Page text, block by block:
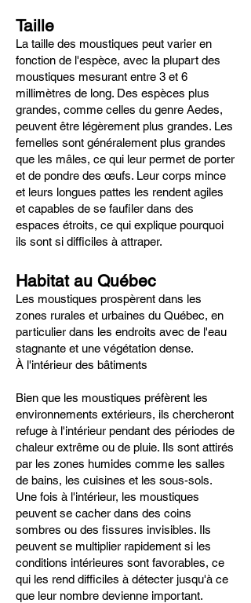
Taille
La taille des moustiques peut varier en
fonction de l'espèce, avec la plupart des
moustiques mesurant entre 3 et 6
millimètres de long. Des espèces plus
grandes, comme celles du genre Aedes,
peuvent être légèrement plus grandes. Les
femelles sont généralement plus grandes
que les mâles, ce qui leur permet de porter
et de pondre des œufs. Leur corps mince
et leurs longues pattes les rendent agiles
et capables de se faufiler dans des
espaces étroits, ce qui explique pourquoi
ils sont si difficiles à attraper.
Habitat au Québec
Les moustiques prospèrent dans les
zones rurales et urbaines du Québec, en
particulier dans les endroits avec de l'eau
stagnante et une végétation dense.
À l'intérieur des bâtiments
Bien que les moustiques préfèrent les
environnements extérieurs, ils chercheront
refuge à l'intérieur pendant des périodes de
chaleur extrême ou de pluie. Ils sont attirés
par les zones humides comme les salles
de bains, les cuisines et les sous-sols.
Une fois à l'intérieur, les moustiques
peuvent se cacher dans des coins
sombres ou des fissures invisibles. Ils
peuvent se multiplier rapidement si les
conditions intérieures sont favorables, ce
qui les rend difficiles à détecter jusqu'à ce
que leur nombre devienne important.